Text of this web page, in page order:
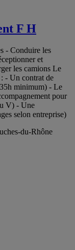
F H
- Conduire les
et
les camions Le
- Un contrat de
minimum) - Le
pour
V) - Une
selon entreprise)
du-Rhône